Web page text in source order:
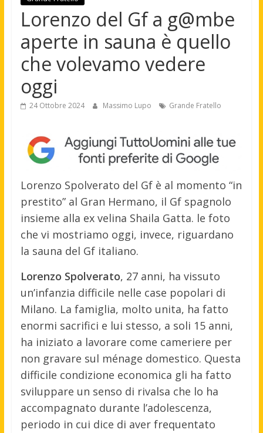
Lorenzo del Gf a g@mbe
aperte in sauna è quello
che volevamo vedere
oggi
24 Ottobre 2024 Massimo Lupo Grande Fratello
Lorenzo Spolverato del Gf è al momento “in
prestito” al Gran Hermano, il Gf spagnolo
insieme alla ex velina Shaila Gatta. le foto
che vi mostriamo oggi, invece, riguardano
la sauna del Gf italiano.
Lorenzo Spolverato, 27 anni, ha vissuto
un’infanzia difficile nelle case popolari di
Milano. La famiglia, molto unita, ha fatto
enormi sacrifici e lui stesso, a soli 15 anni,
ha iniziato a lavorare come cameriere per
non gravare sul ménage domestico. Questa
difficile condizione economica gli ha fatto
sviluppare un senso di rivalsa che lo ha
accompagnato durante l’adolescenza,
periodo in cui dice di aver frequentato